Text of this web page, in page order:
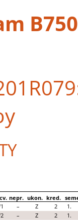
nepr. ukon. kred.
– Z 2
1.
– Z 2
1.